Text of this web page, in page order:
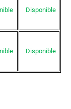
Disponible
Disponible